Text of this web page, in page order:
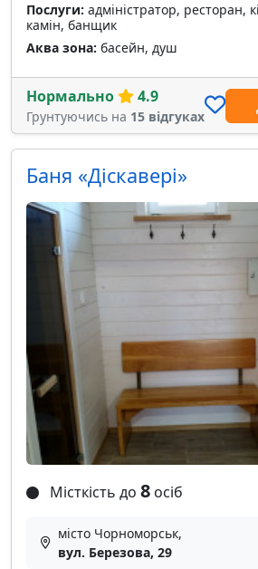
Послуги: адміністратор, ресторан,
камін, банщик
Аква зона: басейн, душ
Нормально 4.9
Грунтуючись на 15 відгуках
Баня «Діскавері»
Місткість до 8 осіб
місто Чорноморськ,
вул. Березова, 29